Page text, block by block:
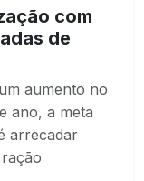
com
de
aumento no
ano, a meta
arrecadar